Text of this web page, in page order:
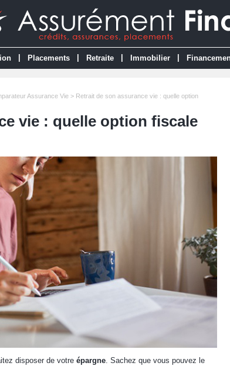
Placements Retraite Immobilier
Assurance Vie > Retrait de son assurance vie : quelle option
vie : quelle option fiscale
disposer de votre épargne. Sachez que vous pouvez le